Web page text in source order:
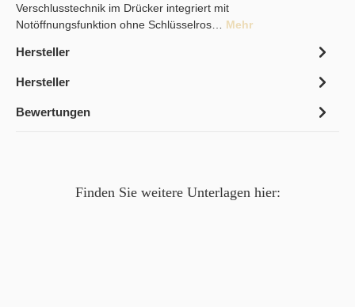
Verschlusstechnik im Drücker integriert mit
Notöffnungsfunktion ohne Schlüsselros… Mehr
Hersteller
Hersteller
Bewertungen
Finden Sie weitere Unterlagen hier: